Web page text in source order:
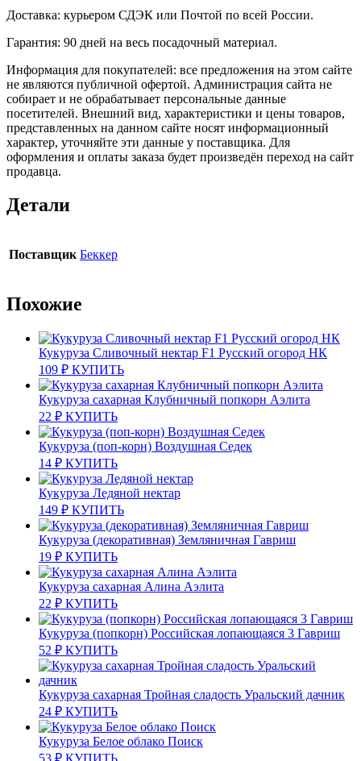
Доставка: курьером СДЭК или Почтой по всей России.
Гарантия: 90 дней на весь посадочный материал.
Информация для покупателей: все предложения на этом сайте
не являются публичной офертой. Администрация сайта не
собирает и не обрабатывает персональные данные
посетителей. Внешний вид, характеристики и цены товаров,
представленных на данном сайте носят информационный
характер, уточняйте эти данные у поставщика. Для
оформления и оплаты заказа будет произведён переход на сайт
продавца.
Детали
Поставщик Беккер
Похожие
Кукуруза Сливочный нектар F1 Русский огород НК
109 ₽ КУПИТЬ
Кукуруза сахарная Клубничный попкорн Аэлита
22 ₽ КУПИТЬ
Кукуруза (поп-корн) Воздушная Седек
14 ₽ КУПИТЬ
Кукуруза Ледяной нектар
149 ₽ КУПИТЬ
Кукуруза (декоративная) Земляничная Гавриш
19 ₽ КУПИТЬ
Кукуруза сахарная Алина Аэлита
22 ₽ КУПИТЬ
Кукуруза (попкорн) Российская лопающаяся 3 Гавриш
52 ₽ КУПИТЬ
Кукуруза сахарная Тройная сладость Уральский дачник
24 ₽ КУПИТЬ
Кукуруза Белое облако Поиск